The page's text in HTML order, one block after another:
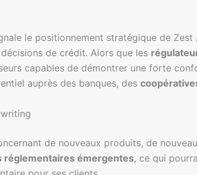
le positionnement stratégique de Zest
de crédit. Alors que les
capables de démontrer une forte
auprès des banques, des
de nouveaux produits, de
réglementaires émergentes, ce qui